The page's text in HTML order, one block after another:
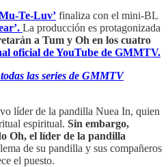
Te-Luv’ finaliza con el mini-BL
La producción es protagonizada
a Tum y Oh en los cuatro
oficial de YouTube de GMMTV.
las series de GMMTV
líder de la pandilla Nuea In, quien
espiritual. Sin embargo,
Oh, el líder de la pandilla
de su pandilla y sus compañeros
el puesto.